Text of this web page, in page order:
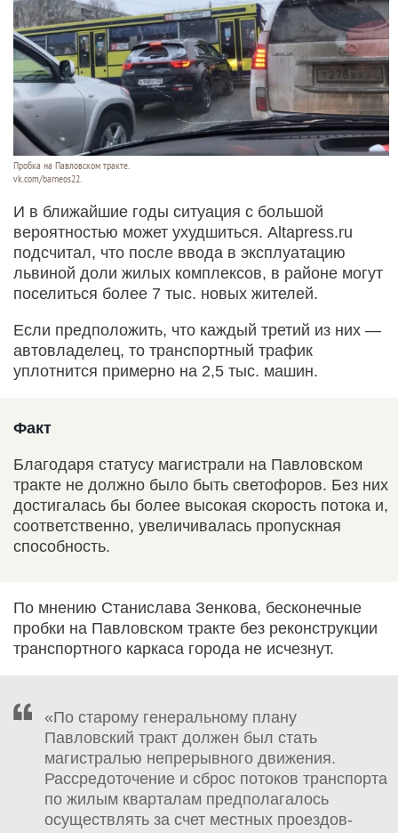
Пробка на Павловском тракте.
vk.com/barneos22.
И в ближайшие годы ситуация с большой
вероятностью может ухудшиться. Altapress.ru
подсчитал, что после ввода в эксплуатацию
львиной доли жилых комплексов, в районе могут
поселиться более 7 тыс. новых жителей.
Если предположить, что каждый третий из них —
автовладелец, то транспортный трафик
уплотнится примерно на 2,5 тыс. машин.
Факт
Благодаря статусу магистрали на Павловском
тракте не должно было быть светофоров. Без них
достигалась бы более высокая скорость потока и,
соответственно, увеличивалась пропускная
способность.
По мнению Станислава Зенкова, бесконечные
пробки на Павловском тракте без реконструкции
транспортного каркаса города не исчезнут.
«По старому генеральному плану
Павловский тракт должен был стать
магистралью непрерывного движения.
Рассредоточение и сброс потоков транспорта
по жилым кварталам предполагалось
осуществлять за счет местных проездов-